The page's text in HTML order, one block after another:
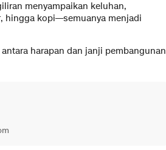
menyampaikan keluhan,
hingga kopi—semuanya menjadi
harapan dan janji pembangunan